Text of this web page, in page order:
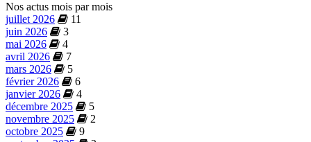
Nos actus mois par mois
juillet 2026
11
juin 2026
3
mai 2026
4
avril 2026
7
mars 2026
5
février 2026
6
janvier 2026
4
décembre 2025
5
novembre 2025
2
octobre 2025
9